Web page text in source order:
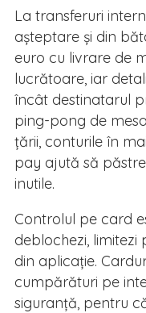
La transferuri
așteptare și din
euro cu livrare de
lucrătoare, iar
încât destinatarul
ping-pong de
țării, conturile în
pay ajută să
inutile.
Controlul pe card
deblochezi, limitezi
din aplicație.
cumpărături pe
siguranță, pentru